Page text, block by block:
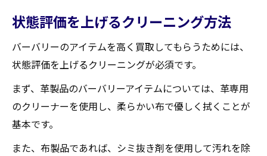
状態評価を上げるクリーニング方法
バーバリーのアイテムを高く買取してもらうためには、
状態評価を上げるクリーニングが必須です。
まず、革製品のバーバリーアイテムについては、革専用
のクリーナーを使用し、柔らかい布で優しく拭くことが
基本です。
また、布製品であれば、シミ抜き剤を使用して汚れを除